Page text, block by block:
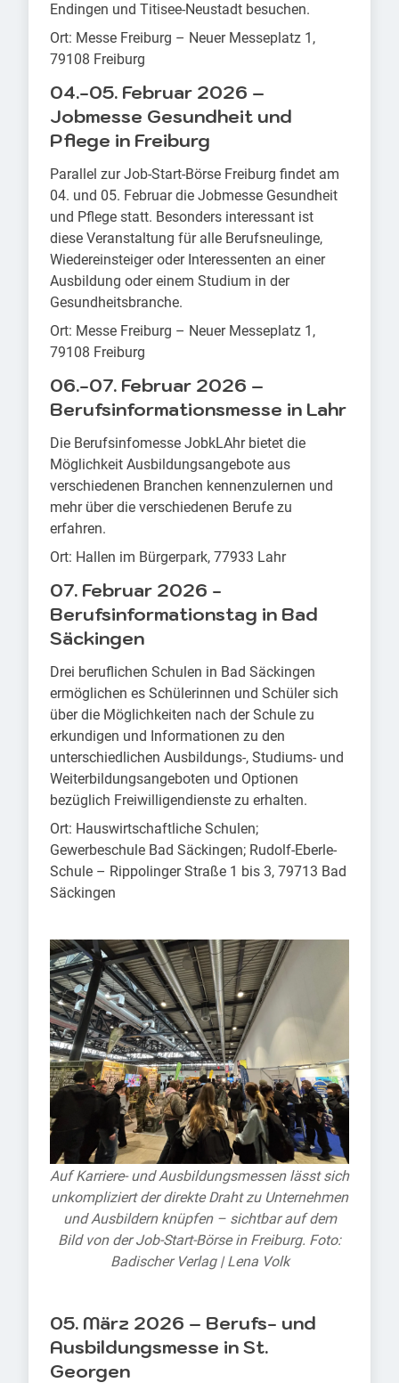
Endingen und Titisee-Neustadt besuchen.
Ort: Messe Freiburg – Neuer Messeplatz 1,
79108 Freiburg
04.-05. Februar 2026 –
Jobmesse Gesundheit und
Pflege in Freiburg
Parallel zur Job-Start-Börse Freiburg findet am
04. und 05. Februar die Jobmesse Gesundheit
und Pflege statt. Besonders interessant ist
diese Veranstaltung für alle Berufsneulinge,
Wiedereinsteiger oder Interessenten an einer
Ausbildung oder einem Studium in der
Gesundheitsbranche.
Ort: Messe Freiburg – Neuer Messeplatz 1,
79108 Freiburg
06.-07. Februar 2026 –
Berufsinformationsmesse in Lahr
Die Berufsinfomesse JobkLAhr bietet die
Möglichkeit Ausbildungsangebote aus
verschiedenen Branchen kennenzulernen und
mehr über die verschiedenen Berufe zu
erfahren.
Ort: Hallen im Bürgerpark, 77933 Lahr
07. Februar 2026 -
Berufsinformationstag in Bad
Säckingen
Drei beruflichen Schulen in Bad Säckingen
ermöglichen es Schülerinnen und Schüler sich
über die Möglichkeiten nach der Schule zu
erkundigen und Informationen zu den
unterschiedlichen Ausbildungs-, Studiums- und
Weiterbildungsangeboten und Optionen
bezüglich Freiwilligendienste zu erhalten.
Ort: Hauswirtschaftliche Schulen;
Gewerbeschule Bad Säckingen; Rudolf-Eberle-
Schule – Rippolinger Straße 1 bis 3, 79713 Bad
Säckingen
Auf Karriere- und Ausbildungsmessen lässt sich
unkompliziert der direkte Draht zu Unternehmen
und Ausbildern knüpfen – sichtbar auf dem
Bild von der Job-Start-Börse in Freiburg. Foto:
Badischer Verlag | Lena Volk
05. März 2026 – Berufs- und
Ausbildungsmesse in St.
Georgen